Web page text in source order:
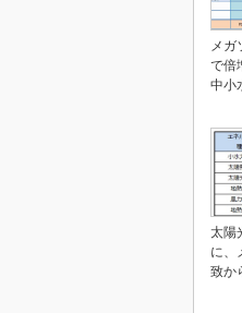
メガ
で倍
中小
太陽
に、
致か